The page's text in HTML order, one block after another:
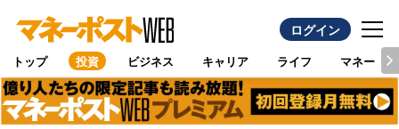
ログイン
トップ 投資 ビジネス キャリア ライフ マネー